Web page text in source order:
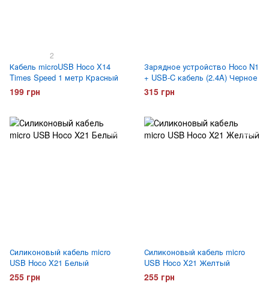
2
Кабель microUSB Hoco X14
Times Speed 1 метр Красный
199 грн
Зарядное устройство Hoco N1
+ USB-C кабель (2.4A) Черное
315 грн
Силиконовый кабель micro
USB Hoco X21 Белый
255 грн
Силиконовый кабель micro
USB Hoco X21 Желтый
255 грн